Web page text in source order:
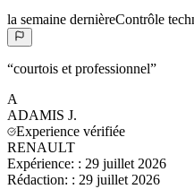
la semaine dernièreContrôle
“courtois et professionnel”
A
ADAMIS J.
Experience vérifiée
RENAULT
Expérience: : 29 juillet 2026
Rédaction: : 29 juillet 2026